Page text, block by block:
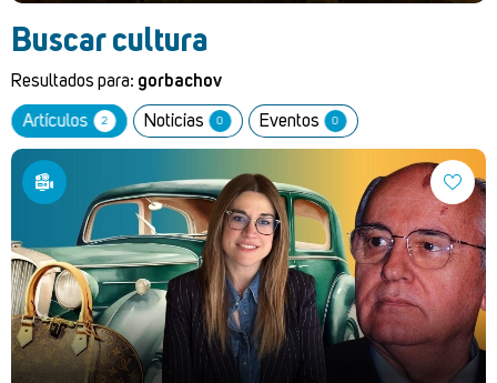
Buscar cultura
Resultados para: gorbachov
Artículos 2 Noticias 0 Eventos 0